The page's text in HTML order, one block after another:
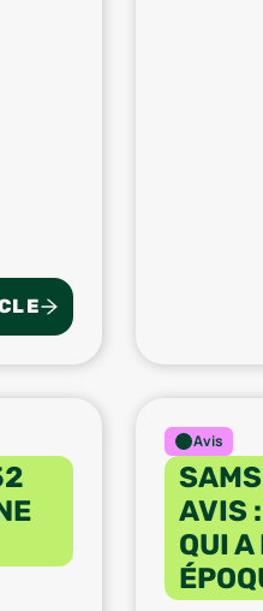
Avis
AVIS
QUI A